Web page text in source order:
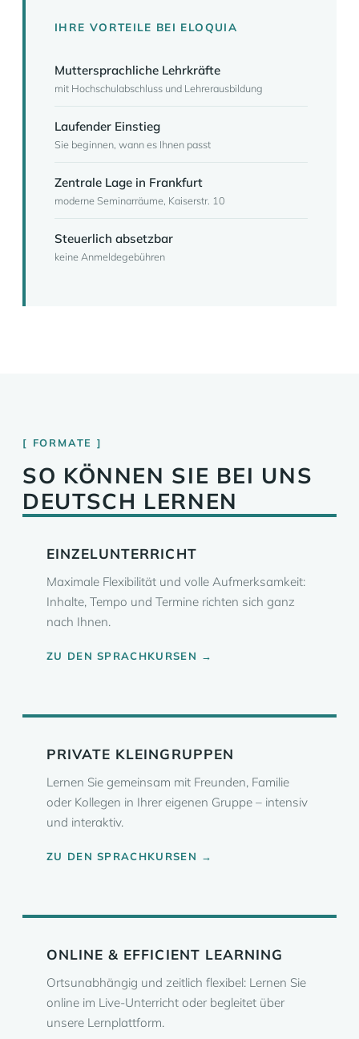
IHRE VORTEILE BEI ELOQUIA
Muttersprachliche Lehrkräfte
mit Hochschulabschluss und Lehrerausbildung
Laufender Einstieg
Sie beginnen, wann es Ihnen passt
Zentrale Lage in Frankfurt
moderne Seminarräume, Kaiserstr. 10
Steuerlich absetzbar
keine Anmeldegebühren
FORMATE
SO KÖNNEN SIE BEI UNS
DEUTSCH LERNEN
EINZELUNTERRICHT
Maximale Flexibilität und volle Aufmerksamkeit:
Inhalte, Tempo und Termine richten sich ganz
nach Ihnen.
ZU DEN SPRACHKURSEN →
PRIVATE KLEINGRUPPEN
Lernen Sie gemeinsam mit Freunden, Familie
oder Kollegen in Ihrer eigenen Gruppe – intensiv
und interaktiv.
ZU DEN SPRACHKURSEN →
ONLINE & EFFICIENT LEARNING
Ortsunabhängig und zeitlich flexibel: Lernen Sie
online im Live-Unterricht oder begleitet über
unsere Lernplattform.